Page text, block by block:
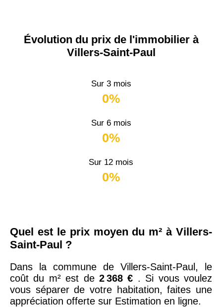
Évolution du prix de l'immobilier à
Villers-Saint-Paul
Sur 3 mois
0%
Sur 6 mois
0%
Sur 12 mois
0%
Quel est le prix moyen du m² à Villers-
Saint-Paul ?
Dans la commune de Villers-Saint-Paul, le
coût du m² est de 2 368 € . Si vous voulez
vous séparer de votre habitation, faites une
appréciation offerte sur Estimation en ligne.